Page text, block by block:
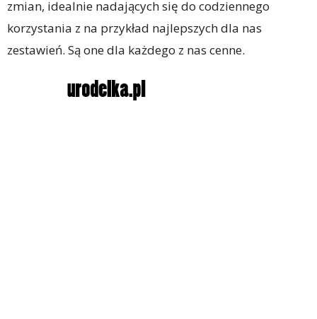
zmian, idealnie nadających się do codziennego
korzystania z na przykład najlepszych dla nas
zestawień. Są one dla każdego z nas cenne.